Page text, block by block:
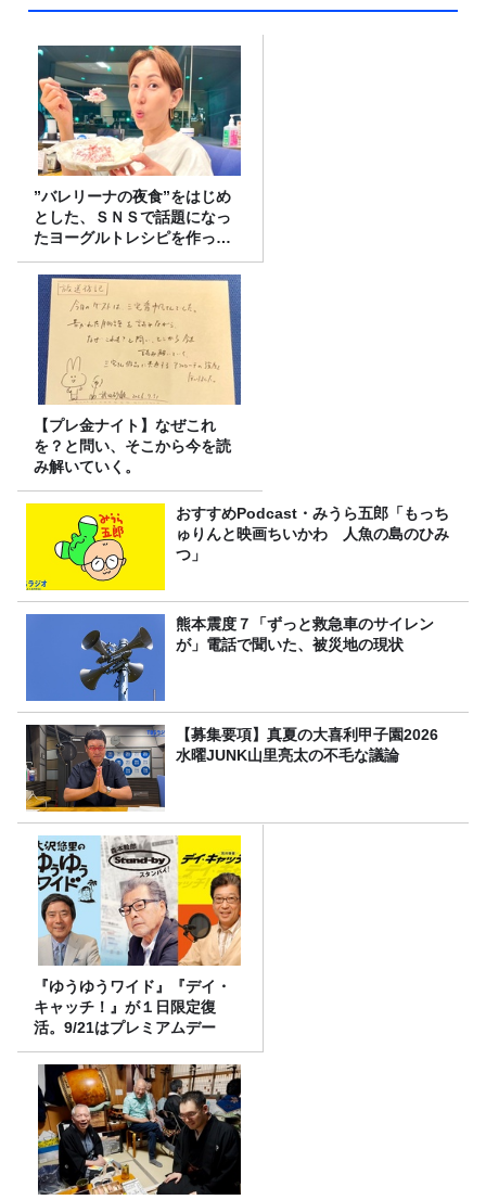
”バレリーナの夜食”をはじめ
とした、ＳＮＳで話題になっ
たヨーグルトレシピを作って
みた！
【プレ金ナイト】なぜこれ
を？と問い、そこから今を読
み解いていく。
おすすめPodcast・みうら五郎「もっち
ゅりんと映画ちいかわ 人魚の島のひみ
つ」
熊本震度７「ずっと救急車のサイレン
が」電話で聞いた、被災地の現状
【募集要項】真夏の大喜利甲子園2026
水曜JUNK山里亮太の不毛な議論
『ゆうゆうワイド』『デイ・
キャッチ！』が１日限定復
活。9/21はプレミアムデー